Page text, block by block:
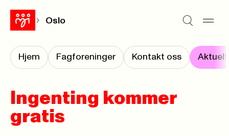
Oslo
Hjem Fagforeninger Kontakt oss Aktuelt
Ingenting kommer
gratis